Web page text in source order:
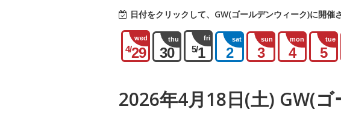
日付をクリックして、GW(ゴールデンウィーク)に開催
wed
4/29
thu
30
fri
5/1
sat
2
sun
3
mon
4
tue
5
2026年4月18日(土) GW(